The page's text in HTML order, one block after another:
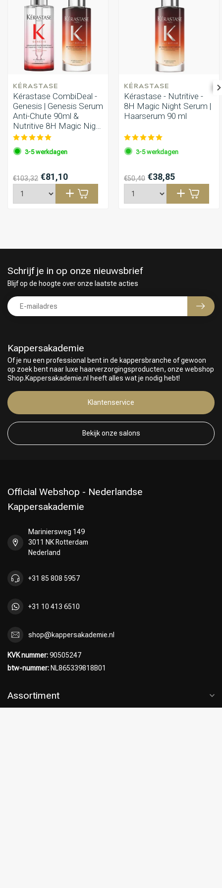
Keuze van onze Kappers
KÉRASTASE
Kérastase CombiDeal -
Genesis | Genesis Serum
Anti-Chute 90ml &
Nutritive 8H Magic Night
Serum 90ml
3-5 werkdagen
€103,32 €81,10
KÉRASTASE
Kérastase - Nutritive -
8H Magic Night Serum |
Haarserum 90 ml
3-5 werkdagen
€50,40 €38,85
Kappersakademie
Of je nu een professional bent in de kappersbranche of gewoon
op zoek bent naar luxe haarverzorgingsproducten, onze webshop
Shop.Kappersakademie.nl heeft alles wat je nodig hebt!
Klantenservice
Bekijk onze salons
Schrijf je in op onze nieuwsbrief
Blijf op de hoogte over onze laatste acties
Official Webshop - Nederlandse
Kappersakademie
Mariniersweg 149
3011 NK Rotterdam
Nederland
+31 85 808 5957
+31 10 413 6510
shop@kappersakademie.nl
KVK nummer:90505247
btw-nummer: NL865339818B01
Assortiment